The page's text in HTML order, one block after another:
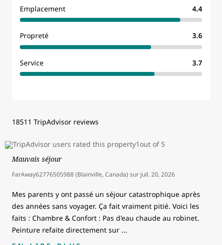
Emplacement 4.4
Propreté 3.6
Service 3.7
18511 TripAdvisor reviews
Mauvais séjour
FarAway62776505988 (Blainville, Canada) sur juil. 20, 2026
Mes parents y ont passé un séjour catastrophique après
des années sans voyager. Ça fait vraiment pitié. Voici les
faits : Chambre & Confort : Pas d'eau chaude au robinet.
Peinture refaite directement sur ...